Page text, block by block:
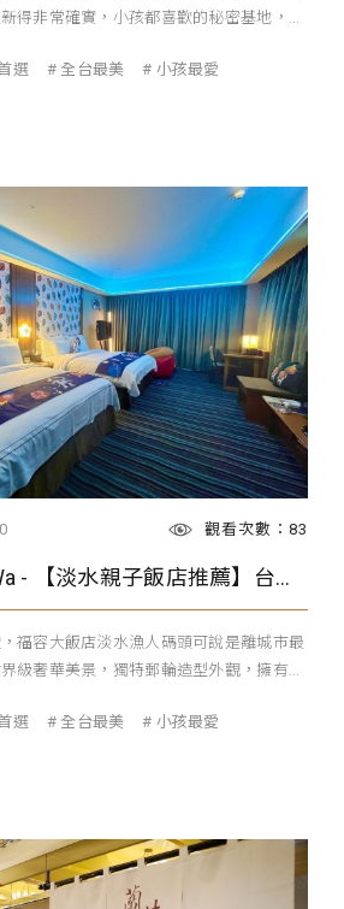
得非常確實，小孩都喜歡的秘密基地，...
選 全台最美
小孩最愛
觀看次數：83
東蛙池塘Dong Wa - 【淡水親子飯店推薦】台灣最美飯店無敵海景客房 宇宙太空電玩主題房 福容大飯店淡水漁人碼頭
福容大飯店淡水漁人碼頭可說是離城市最
級奢華美景，獨特郵輪造型外觀，擁有...
選 全台最美
小孩最愛